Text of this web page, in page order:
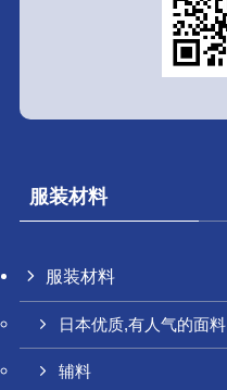
服装材料
服装材料
日本优质,有人气的面料
辅料